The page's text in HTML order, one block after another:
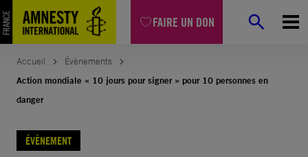
FAIRE UN DON
Accueil
Évènements
Action mondiale « 10 jours pour signer » pour 10 personnes en
danger
ÉVÈNEMENT